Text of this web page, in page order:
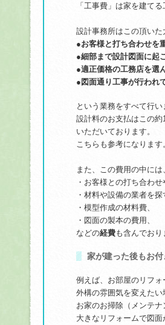
「工事費」は家を建て
設計事務所はこの頂い
●お客様と打ち合わせを
●細部まで設計図面に起
●適正価格の工務店を選
●図面通り工事が行われ
という業務をすべて行
設計料のお支払はこの
いただいております。
こちらも参考になります
また、この費用の中には
・お客様との打ち合わ
・材料や設備の業者を探
・模型作成の材料費、
・図面の製本の費用、
などの経費も含んでおり
家が建った後もお付
例えば、お部屋のリフォ
外構の雰囲気を変えた
お家のお掃除（メンテナ
大きなリフォームで図面